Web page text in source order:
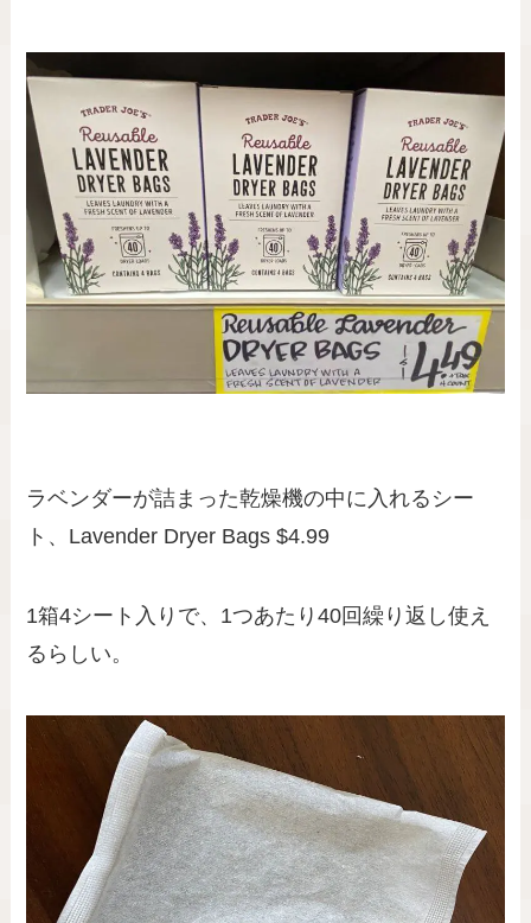
ラベンダーが詰まった乾燥機の中に入れるシー
ト、Lavender Dryer Bags $4.99
1箱4シート入りで、1つあたり40回繰り返し使え
るらしい。